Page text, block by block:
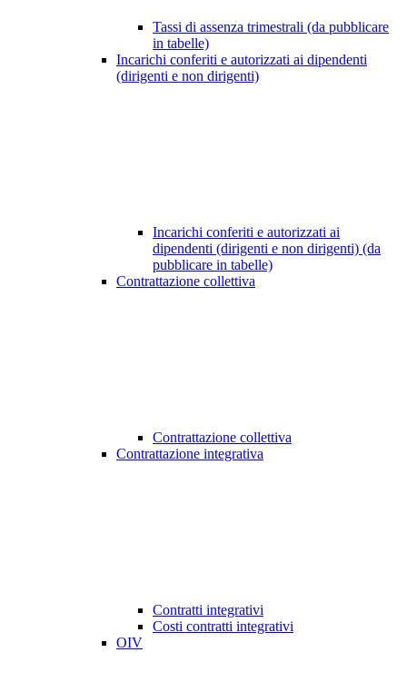
Tassi di assenza trimestrali (da pubblicare
in tabelle)
Incarichi conferiti e autorizzati ai dipendenti
(dirigenti e non dirigenti)
Incarichi conferiti e autorizzati ai
dipendenti (dirigenti e non dirigenti) (da
pubblicare in tabelle)
Contrattazione collettiva
Contrattazione collettiva
Contrattazione integrativa
Contratti integrativi
Costi contratti integrativi
OIV